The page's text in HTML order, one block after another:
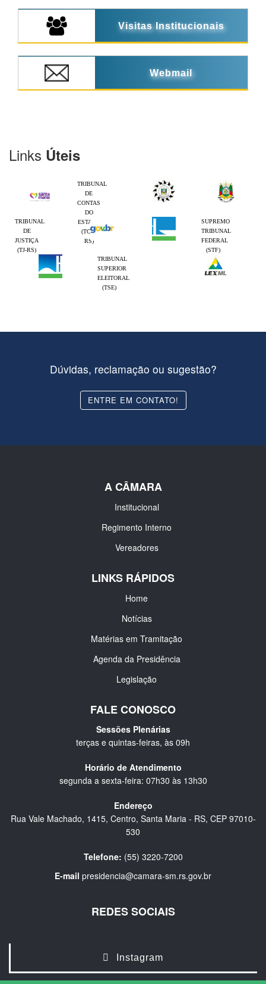
Visitas Institucionais
Webmail
Links Úteis
TRIBUNAL
DE
CONTAS
DO
ESTADO
(TCE-
RS)
TRIBUNAL
DE
JUSTIÇA
(TJ-RS)
SUPREMO
TRIBUNAL
FEDERAL
(STF)
TRIBUNAL
SUPERIOR
ELEITORAL
(TSE)
Dúvidas, reclamação ou sugestão?
ENTRE EM CONTATO!
A CÂMARA
Institucional
Regimento Interno
Vereadores
LINKS RÁPIDOS
Home
Notícias
Matérias em Tramitação
Agenda da Presidência
Legislação
FALE CONOSCO
Sessões Plenárias
terças e quintas-feiras, às 09h
Horário de Atendimento
segunda a sexta-feira: 07h30 às 13h30
Endereço
Rua Vale Machado, 1415, Centro, Santa Maria - RS, CEP 97010-
530
Telefone: (55) 3220-7200
E-mail presidencia@camara-sm.rs.gov.br
REDES SOCIAIS
Instagram